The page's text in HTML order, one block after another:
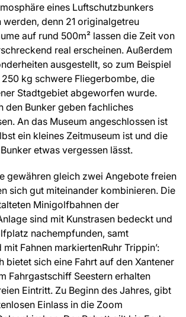
eines Luftschutzbunkers
denn 21 originalgetreu
auf rund 500m² lassen die Zeit von
real erscheinen. Außerdem
ausgestellt, so zum Beispiel
kg schwere Fliegerbombe, die
Stadtgebiet abgeworfen wurde.
den Bunker geben fachliches
An das Museum angeschlossen ist
ein kleines Zeitmuseum ist und die
etwas vergessen lässt.
gewähren gleich zwei Angebote freien
sich gut miteinander kombinieren. Die
Minigolfbahnen der
sind mit Kunstrasen bedeckt und
nachempfunden, samt
Fahnen markiertenRuhr Trippin’:
bietet sich eine Fahrt auf den Xantener
Fahrgastschiff Seestern erhalten
Eintritt. Zu Beginn des Jahres, gibt
Einlass in die Zoom